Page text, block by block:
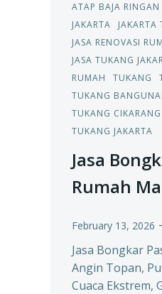
ATAP BAJA RINGAN
JAKARTA
JAKARTA
JASA RENOVASI
JASA TUKANG
RUMAH
TUKANG
TUKANG
TUKANG CIKARANG
TUKANG JAKARTA
Jasa
Rumah
February 13, 2026 -
Jasa Bongkar
Angin Topan,
Cuaca Ekstrem,